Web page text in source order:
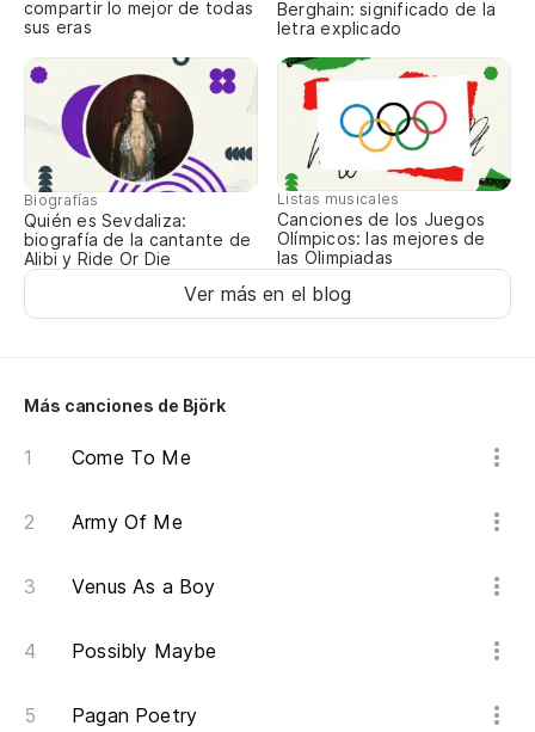
compartir lo mejor de todas
sus eras
Berghain: significado de la
letra explicado
Biografías
Quién es Sevdaliza:
biografía de la cantante de
Alibi y Ride Or Die
Listas musicales
Canciones de los Juegos
Olímpicos: las mejores de
las Olimpiadas
Ver más en el blog
Más canciones de Björk
Come To Me
Army Of Me
Venus As a Boy
Possibly Maybe
Pagan Poetry